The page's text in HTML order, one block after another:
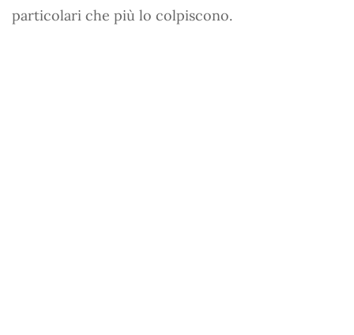
particolari che più lo colpiscono.